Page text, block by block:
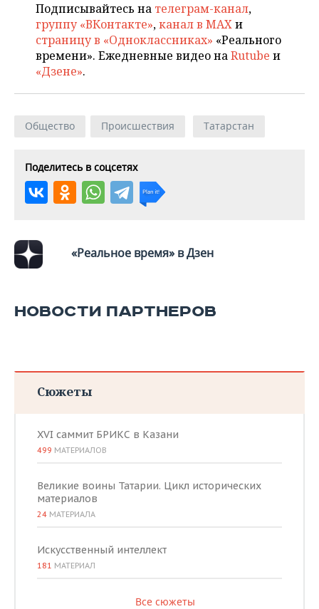
ТЕЛЕКОММУНИКАЦИИ
БИЗНЕС-БРАНЧИ
ONLINE-КОНФЕРЕНЦИИ
ОТКРЫТАЯ ЛЕКЦИЯ
ФУТБОЛ
ХОККЕЙ
БАСКЕТБОЛ
ФИГУРНОЕ КАТАНИЕ
ХОККЕЙ С МЯЧОМ
НОВОСТИ ОБЩЕСТВА
ВЛАСТЬ
ИНФРАСТРУКТУРА
МЕДИЦИНА
ПРОИСШЕСТВИЯ
ФОТОГАЛЕРЕЯ
СЮЖЕТЫ
СПРАВОЧНИК
Подписывайтесь на телеграм-канал,
группу «ВКонтакте»,канал в MAXи
страницу в «Одноклассниках» «Реального
времени». Ежедневные видео наRutube и
«Дзене».
Общество Происшествия Татарстан
Поделитесь в соцсетях
«Реальное время» в Дзен
НОВОСТИ ПАРТНЕРОВ
Сюжеты
XVI саммит БРИКС в Казани
499 МАТЕРИАЛОВ
Великие воины Татарии. Цикл исторических
материалов
24 МАТЕРИАЛА
Искусственный интеллект
181 МАТЕРИАЛ
Все сюжеты